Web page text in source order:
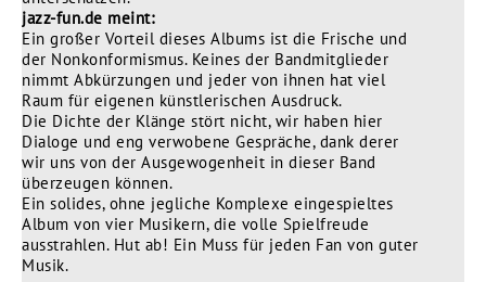
jazz-fun.de meint:
Ein großer Vorteil dieses Albums ist die Frische und
der Nonkonformismus. Keines der Bandmitglieder
nimmt Abkürzungen und jeder von ihnen hat viel
Raum für eigenen künstlerischen Ausdruck.
Die Dichte der Klänge stört nicht, wir haben hier
Dialoge und eng verwobene Gespräche, dank derer
wir uns von der Ausgewogenheit in dieser Band
überzeugen können.
Ein solides, ohne jegliche Komplexe eingespieltes
Album von vier Musikern, die volle Spielfreude
ausstrahlen. Hut ab! Ein Muss für jeden Fan von guter
Musik.